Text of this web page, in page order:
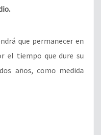
que permanecer en
el tiempo que dure su
años, como medida